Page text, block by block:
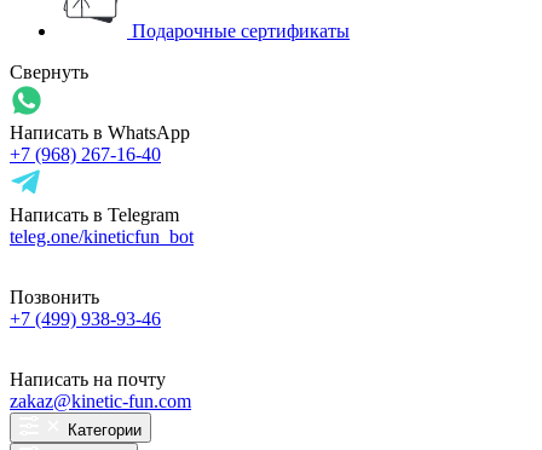
Подарочные сертификаты
Свернуть
Написать в WhatsApp
+7 (968) 267-16-40
Написать в Telegram
teleg.one/kineticfun_bot
Позвонить
+7 (499) 938-93-46
Написать на почту
zakaz@kinetic-fun.com
Категории